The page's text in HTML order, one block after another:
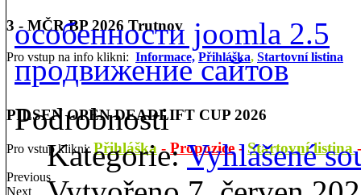
3 - MČR BP 2026 Trutnov
Pro vstup na info klikni: Informace, Přihláška, Startovní listina
PILSEN OPEN DEADLIFT CUP 2026
Pro vstup klikni:Přihláška -Propozice - Startovní listina
Previous
Next
особенности joomla 2.5
продвижение сайтов
Podrobnosti
Kategorie:Vyhlášené